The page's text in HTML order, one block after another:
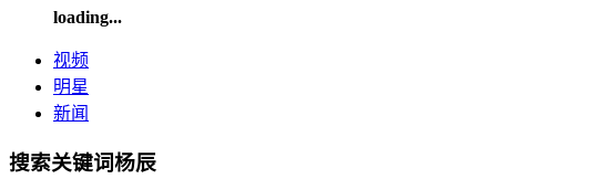
loading...
视频
明星
新闻
搜索关键词杨辰